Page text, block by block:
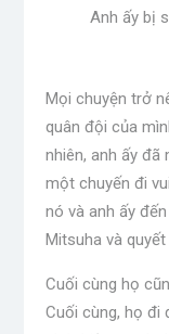
Anh ấy bị
Mọi chuyện trở
quân đội của
nhiên, anh ấy
một chuyến đi
nó và anh ấy
Mitsuha và
Cuối cùng họ
Cuối cùng, họ đi